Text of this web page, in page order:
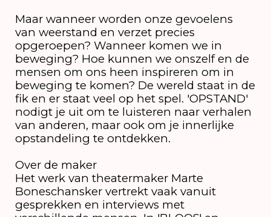
Maar wanneer worden onze gevoelens
van weerstand en verzet precies
opgeroepen? Wanneer komen we in
beweging? Hoe kunnen we onszelf en de
mensen om ons heen inspireren om in
beweging te komen? De wereld staat in de
fik en er staat veel op het spel. 'OPSTAND'
nodigt je uit om te luisteren naar verhalen
van anderen, maar ook om je innerlijke
opstandeling te ontdekken.
Over de maker
Het werk van theatermaker Marte
Boneschansker vertrekt vaak vanuit
gesprekken en interviews met